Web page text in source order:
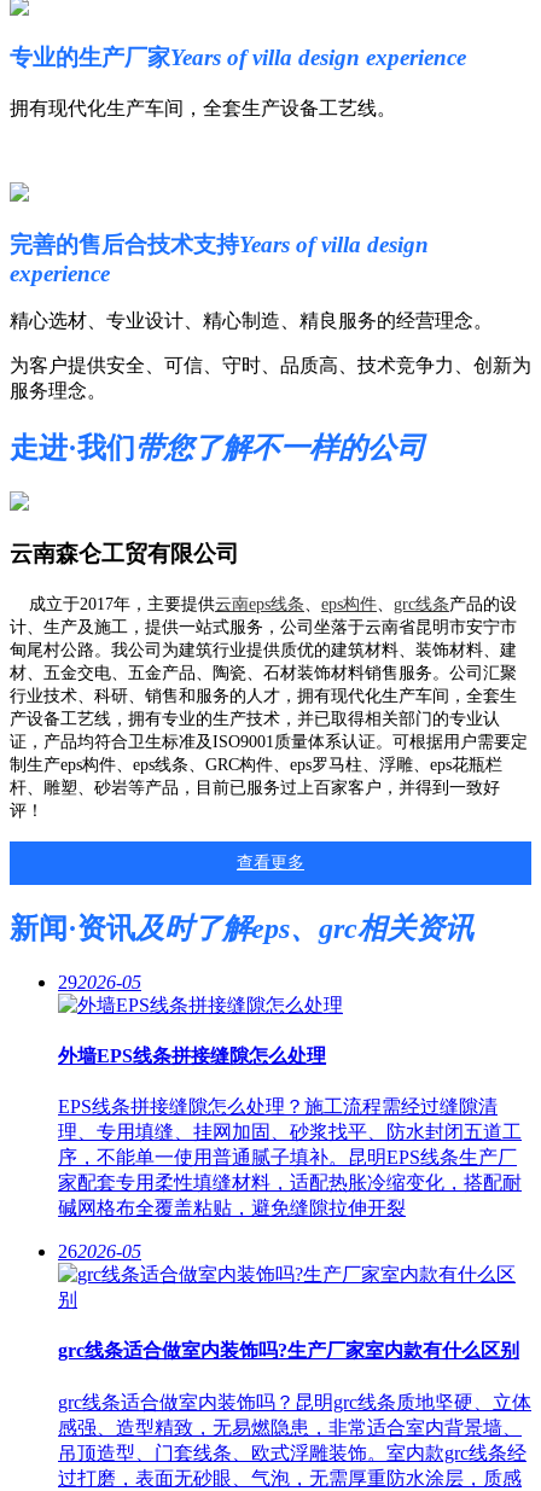
专业的生产厂家Years of villa design experience
拥有现代化生产车间，全套生产设备工艺线。
完善的售后合技术支持Years of villa design
experience
精心选材、专业设计、精心制造、精良服务的经营理念。
为客户提供安全、可信、守时、品质高、技术竞争力、创新为
服务理念。
走进·我们 带您了解不一样的公司
云南森仑工贸有限公司
成立于2017年，主要提供云南eps线条 eps构件 grc线条产品的设
计、生产及施工，提供一站式服务，公司坐落于云南省昆明市安宁市
甸尾村公路。我公司为建筑行业提供质优的建筑材料、装饰材料、建
材、五金交电、五金产品、陶瓷、石材装饰材料销售服务。公司汇聚
行业技术、科研、销售和服务的人才，拥有现代化生产车间，全套生
产设备工艺线，拥有专业的生产技术，并已取得相关部门的专业认
证，产品均符合卫生标准及ISO9001质量体系认证。可根据用户需要定
制生产eps构件、eps线条、GRC构件、eps罗马柱、浮雕、eps花瓶栏
杆、雕塑、砂岩等产品，目前已服务过上百家客户，并得到一致好
评！
查看更多
新闻·资讯及时了解eps、grc相关资讯
292026-05
外墙EPS线条拼接缝隙怎么处理
EPS线条拼接缝隙怎么处理？施工流程需经过缝隙清
理、专用填缝、挂网加固、砂浆找平、防水封闭五道工
序，不能单一使用普通腻子填补。昆明EPS线条生产厂
家配套专用柔性填缝材料，适配热胀冷缩变化，搭配耐
碱网格布全覆盖粘贴，避免缝隙拉伸开裂
262026-05
grc线条适合做室内装饰吗?生产厂家室内款有什么区别
grc线条适合做室内装饰吗？昆明grc线条质地坚硬、立体
感强、造型精致，无易燃隐患，非常适合室内背景墙、
吊顶造型、门套线条、欧式浮雕装饰。室内款grc线条经
过打磨，表面无砂眼、气泡，无需厚重防水涂层，质感